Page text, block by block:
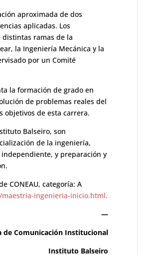
aproximada de dos
aplicadas. Los
ramas de la
la Ingeniería Mecánica y la
por un Comité
la formación de grado en
de problemas reales del
objetivos de esta carrera.
Balseiro, son
de la ingeniería,
y preparación y
CONEAU, categoría: A
ingenieria-inicio.html.
—
de Comunicación Institucional
Instituto Balseiro